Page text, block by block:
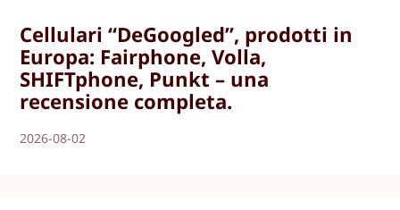
Cellulari “DeGoogled”, prodotti in
Europa: Fairphone, Volla,
SHIFTphone, Punkt – una
recensione completa.
2026-08-02